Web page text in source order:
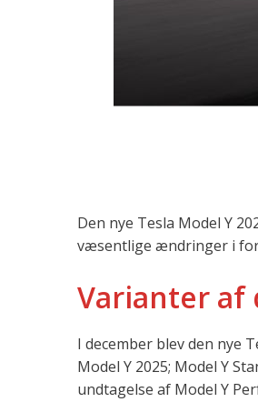
Den nye Tesla Model Y
væsentlige ændringer i
Varianter af
I december blev den nye
Model Y 2025; Model Y
undtagelse af Model Y